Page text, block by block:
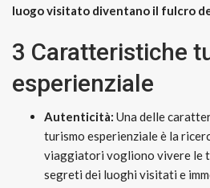
luogo visitato diventano il fulcro
3 Caratteristiche
esperienziale
Autenticità: Una delle
turismo esperienziale è la
viaggiatori vogliono vivere le
segreti dei luoghi visitati e